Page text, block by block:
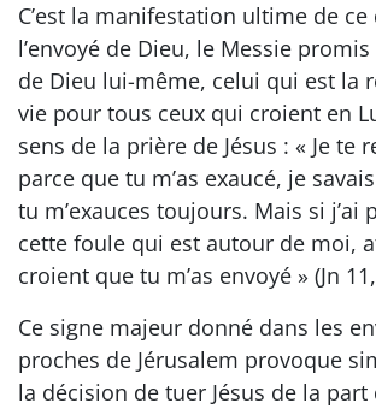
C’est la manifestation ultime de ce
l’envoyé de Dieu, le Messie
de Dieu lui-même, celui qui est la
vie pour tous ceux qui croient en
sens de la prière de Jésus : « Je te
parce que tu m’as exaucé, je
tu m’exauces toujours. Mais si j’ai
cette foule qui est autour de moi,
croient que tu m’as envoyé » (Jn
Ce signe majeur donné dans les
proches de Jérusalem provoque
la décision de tuer Jésus de la part